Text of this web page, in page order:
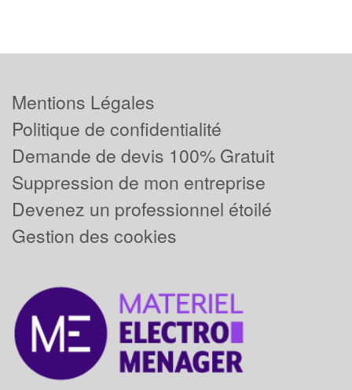
Mentions Légales
Politique de confidentialité
Demande de devis 100% Gratuit
Suppression de mon entreprise
Devenez un professionnel étoilé
Gestion des cookies